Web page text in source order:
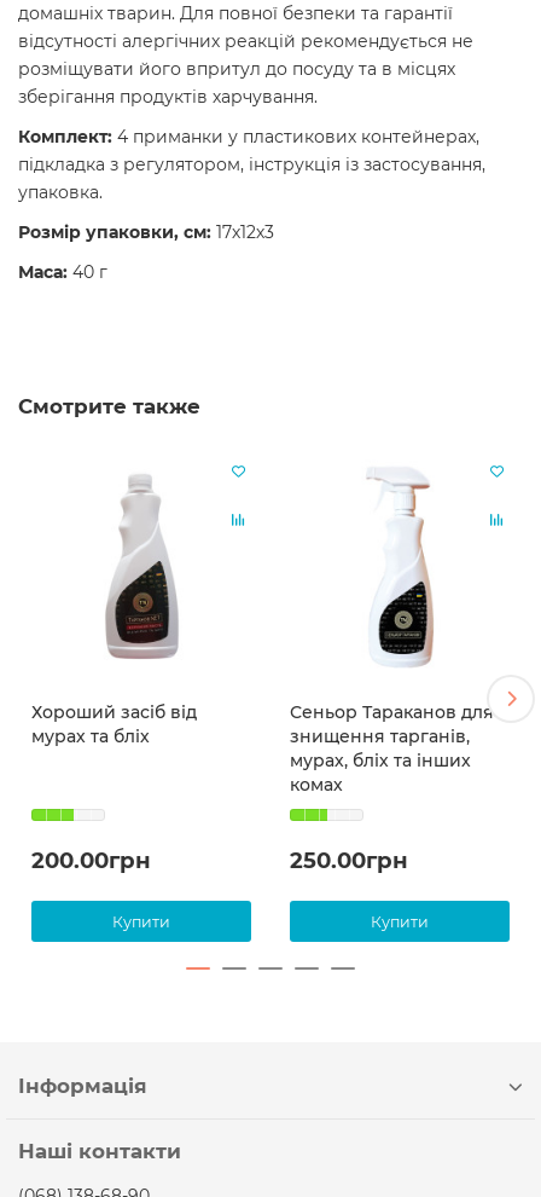
домашніх тварин. Для повної безпеки та гарантії
відсутності алергічних реакцій рекомендується не
розміщувати його впритул до посуду та в місцях
зберігання продуктів харчування.
Комплект: 4 приманки у пластикових контейнерах,
підкладка з регулятором, інструкція із застосування,
упаковка.
Розмір упаковки, см: 17х12х3
Маса: 40 г
Смотрите также
Хороший засіб від
мурах та бліх
200.00грн
Купити
Сеньор Тараканов для
знищення тарганів,
мурах, бліх та інших
комах
250.00грн
Купити
Інформація
Наші контакти